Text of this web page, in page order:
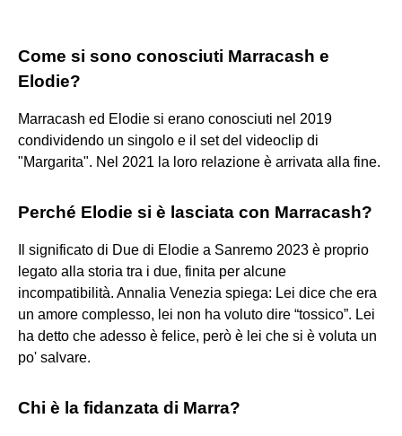
Come si sono conosciuti Marracash e
Elodie?
Marracash ed Elodie si erano conosciuti nel 2019
condividendo un singolo e il set del videoclip di
"Margarita". Nel 2021 la loro relazione è arrivata alla fine.
Perché Elodie si è lasciata con Marracash?
Il significato di Due di Elodie a Sanremo 2023 è proprio
legato alla storia tra i due, finita per alcune
incompatibilità. Annalia Venezia spiega: Lei dice che era
un amore complesso, lei non ha voluto dire “tossico”. Lei
ha detto che adesso è felice, però è lei che si è voluta un
po' salvare.
Chi è la fidanzata di Marra?